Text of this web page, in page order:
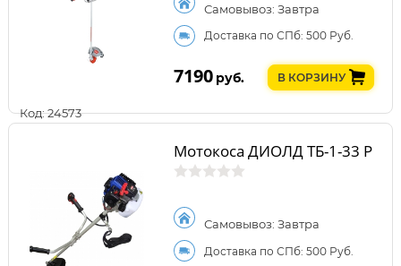
Код: 24573
Самовывоз: Завтра
Доставка по СПб: 500 Руб.
7190 руб. В КОРЗИНУ
Мотокоса ДИОЛД ТБ-1-33 Р
Самовывоз: Завтра
Доставка по СПб: 500 Руб.